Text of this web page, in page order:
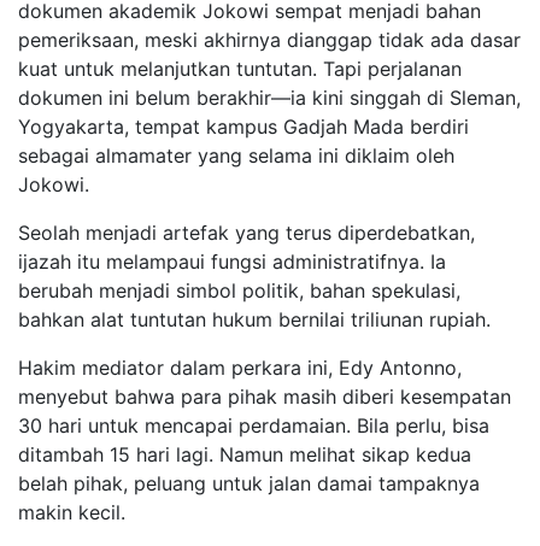
dokumen akademik Jokowi sempat menjadi bahan
pemeriksaan, meski akhirnya dianggap tidak ada dasar
kuat untuk melanjutkan tuntutan. Tapi perjalanan
dokumen ini belum berakhir—ia kini singgah di Sleman,
Yogyakarta, tempat kampus Gadjah Mada berdiri
sebagai almamater yang selama ini diklaim oleh
Jokowi.
Seolah menjadi artefak yang terus diperdebatkan,
ijazah itu melampaui fungsi administratifnya. Ia
berubah menjadi simbol politik, bahan spekulasi,
bahkan alat tuntutan hukum bernilai triliunan rupiah.
Hakim mediator dalam perkara ini, Edy Antonno,
menyebut bahwa para pihak masih diberi kesempatan
30 hari untuk mencapai perdamaian. Bila perlu, bisa
ditambah 15 hari lagi. Namun melihat sikap kedua
belah pihak, peluang untuk jalan damai tampaknya
makin kecil.